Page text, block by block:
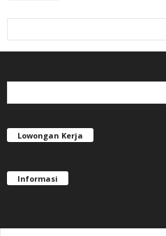
Lowongan Kerja
Informasi